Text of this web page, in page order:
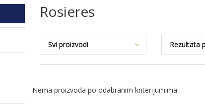
Rosieres
Nema proizvoda po odabranim kriterijumima